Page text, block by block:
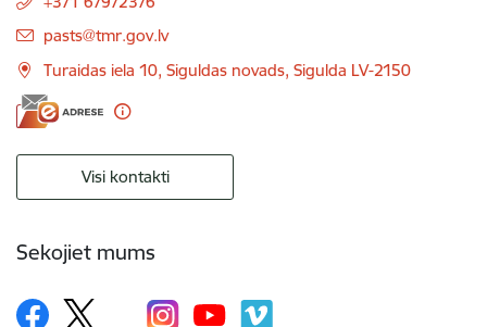
E-pasts:
pasts@tmr.gov.lv
Turaidas iela 10, Siguldas novads, Sigulda LV-2150
Visi kontakti
Sekojiet mums